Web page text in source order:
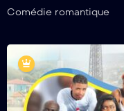
Comédie romantique